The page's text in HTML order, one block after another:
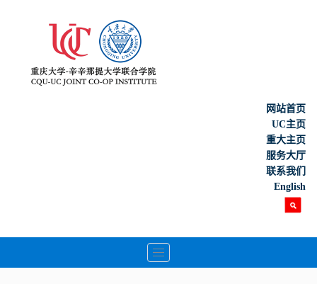
网站首页
UC主页
重大主页
服务大厅
联系我们
English
Toggle
navigation